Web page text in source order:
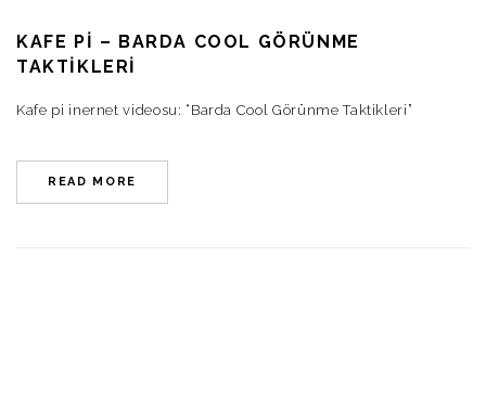
KAFE PI – BARDA COOL GÖRÜNME
TAKTIKLERI
Kafe pi inernet videosu: “Barda Cool Görünme Taktikleri”
READ MORE